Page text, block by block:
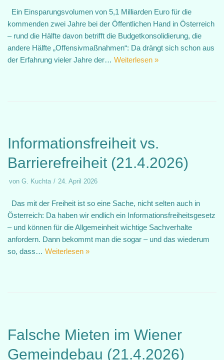
Ein Einsparungsvolumen von 5,1 Milliarden Euro für die
kommenden zwei Jahre bei der Öffentlichen Hand in Österreich
– rund die Hälfte davon betrifft die Budgetkonsolidierung, die
andere Hälfte „Offensivmaßnahmen“: Da drängt sich schon aus
der Erfahrung vieler Jahre der… Weiterlesen »
Informationsfreiheit vs.
Barrierefreiheit (21.4.2026)
von G. Kuchta 24. April 2026
Das mit der Freiheit ist so eine Sache, nicht selten auch in
Österreich: Da haben wir endlich ein Informationsfreiheitsgesetz
– und können für die Allgemeinheit wichtige Sachverhalte
anfordern. Dann bekommt man die sogar – und das wiederum
so, dass… Weiterlesen »
Falsche Mieten im Wiener
Gemeindebau (21.4.2026)